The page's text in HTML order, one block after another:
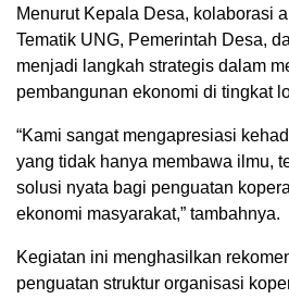
Menurut Kepala Desa, kolaborasi
Tematik UNG, Pemerintah Desa,
menjadi langkah strategis dalam
pembangunan ekonomi di tingkat
“Kami sangat mengapresiasi
yang tidak hanya membawa ilmu,
solusi nyata bagi penguatan
ekonomi masyarakat,” tambahnya.
Kegiatan ini menghasilkan
penguatan struktur organisasi